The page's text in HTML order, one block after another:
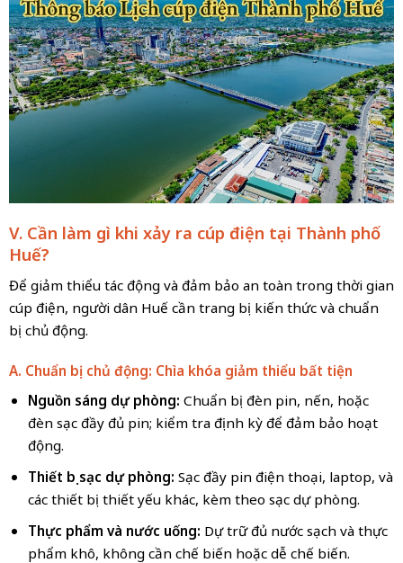
V. Cần làm gì khi xảy ra cúp điện tại Thành phố
Huế?
Để giảm thiểu tác động và đảm bảo an toàn trong thời gian
cúp điện, người dân Huế cần trang bị kiến thức và chuẩn
bị chủ động.
A. Chuẩn bị chủ động: Chìa khóa giảm thiểu bất tiện
Nguồn sáng dự phòng: Chuẩn bị đèn pin, nến, hoặc
đèn sạc đầy đủ pin; kiểm tra định kỳ để đảm bảo hoạt
động.
Thiết bị sạc dự phòng: Sạc đầy pin điện thoại, laptop, và
các thiết bị thiết yếu khác, kèm theo sạc dự phòng.
Thực phẩm và nước uống: Dự trữ đủ nước sạch và thực
phẩm khô, không cần chế biến hoặc dễ chế biến.